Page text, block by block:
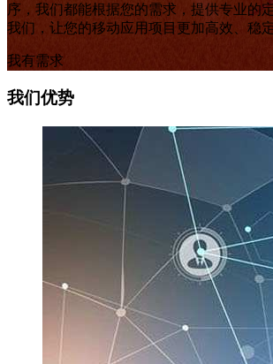
序，我们都能根据您的需求，提供专业的
我们，让您的移动应用项目更加高效、稳定
我有需求
我们优势